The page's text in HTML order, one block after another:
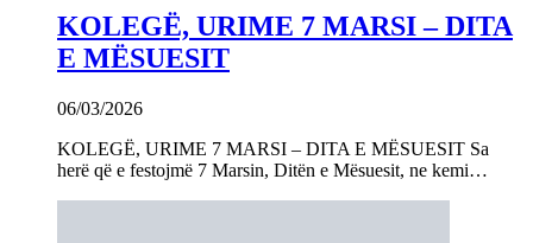
KOLEGË, URIME 7 MARSI – DITA
E MËSUESIT
06/03/2026
KOLEGË, URIME 7 MARSI – DITA E MËSUESIT Sa
herë që e festojmë 7 Marsin, Ditën e Mësuesit, ne kemi…